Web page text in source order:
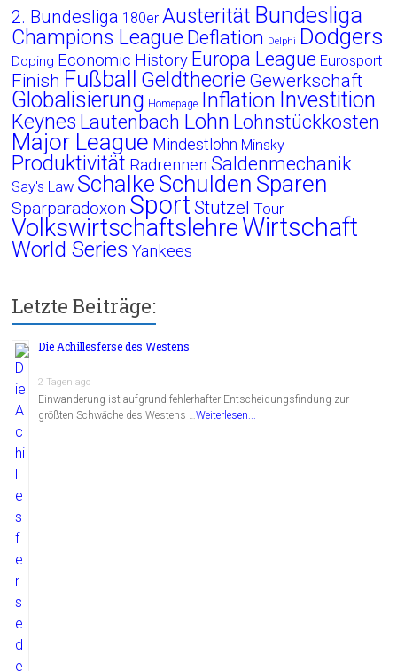
2. Bundesliga 180er Austerität Bundesliga
Champions League Deflation Delphi Dodgers
Doping Economic History Europa League Eurosport
Finish Fußball Geldtheorie Gewerkschaft
Globalisierung Homepage Inflation Investition
Keynes Lautenbach Lohn Lohnstückkosten
Major League Mindestlohn Minsky
Produktivität Radrennen Saldenmechanik
Say's Law Schalke Schulden Sparen
Sparparadoxon Sport Stützel Tour
VolkswirtschaftslehreWirtschaft
World Series Yankees
Letzte Beiträge:
Die Achillesferse des Westens
2 Tagen ago
Einwanderung ist aufgrund fehlerhafter Entscheidungsfindung zur
größten Schwäche des Westens …Weiterlesen...